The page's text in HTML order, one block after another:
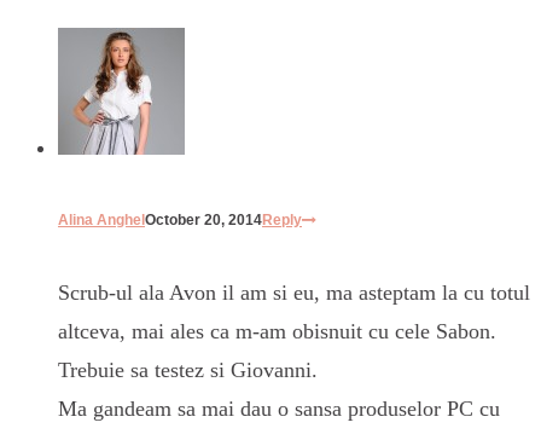
Alina Anghel October 20, 2014Reply
Scrub-ul ala Avon il am si eu, ma asteptam la cu totul
altceva, mai ales ca m-am obisnuit cu cele Sabon.
Trebuie sa testez si Giovanni.
Ma gandeam sa mai dau o sansa produselor PC cu